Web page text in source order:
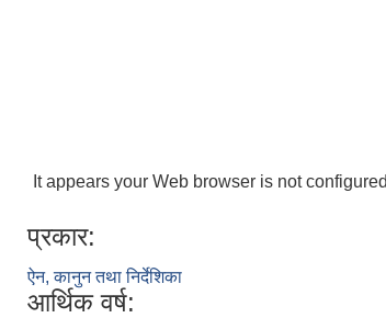
It appears your Web browser is not
प्रकार:
ऐन, कानुन तथा निर्देशिका
आर्थिक वर्ष: